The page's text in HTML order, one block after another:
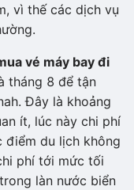
vì thế các dịch vụ
vé máy bay đi
tháng 8 để tận
Đây là khoảng
ít, lúc này chi phí
điểm du lịch không
phí tới mức tối
làn nước biển